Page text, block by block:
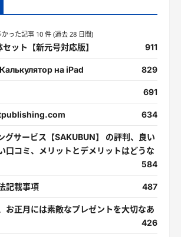
った記事 10 件 (過去 28 日間)
ット【新元号対応版】 911
на iPad 829
691
634
グサービス【SAKUBUN】 の評判、良い
口コミ、メリットとデメリットはどうな
584
記載事項 487
お正月には素敵なプレゼントを大切なあ
426